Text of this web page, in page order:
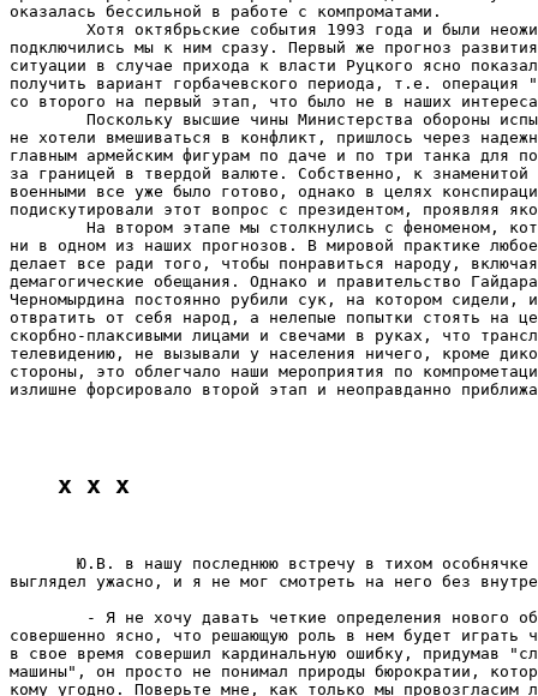
оказалась бессильной в работе с компроматами.
Хотя октябрьские события 1993 года и были
подключились мы к ним сразу. Первый же прогноз
ситуации в случае прихода к власти Руцкого ясно
получить вариант горбачевского периода, т.е. операция
со второго на первый этап, что было не в наших
Поскольку высшие чины Министерства обороны
не хотели вмешиваться в конфликт, пришлось через
главным армейским фигурам по даче и по три танка для
за границей в твердой валюте. Собственно, к знаменитой
военными все уже было готово, однако в целях
подискутировали этот вопрос с президентом, проявляя
На втором этапе мы столкнулись с феноменом,
ни в одном из наших прогнозов. В мировой практике любое
делает все ради того, чтобы понравиться народу,
демагогические обещания. Однако и правительство
Черномырдина постоянно рубили сук, на котором сидели,
отвратить от себя народ, а нелепые попытки стоять на
скорбно-плаксивыми лицами и свечами в руках, что
телевидению, не вызывали у населения ничего, кроме
стороны, это облегчало наши мероприятия по
излишне форсировало второй этап и неоправданно
x x x
Ю.В. в нашу последнюю встречу в тихом особнячке
выглядел ужасно, и я не мог смотреть на него без
- Я не хочу давать четкие определения нового
совершенно ясно, что решающую роль в нем будет играть
в свое время совершил кардинальную ошибку, придумав
машины", он просто не понимал природы бюрократии,
кому угодно. Поверьте мне, как только мы провозгласим